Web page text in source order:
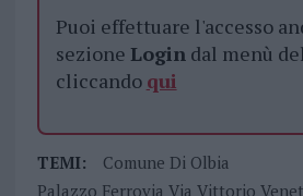
Puoi effettuare l'accesso
sezione Logindal menù
cliccando qui
TEMI:
Comune Di Olbia
Palazzo Ferrovia Via Vittorio